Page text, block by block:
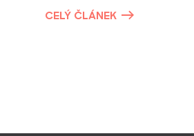
CELÝ ČLÁNEK